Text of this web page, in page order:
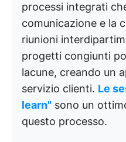
processi integrati
comunicazione e la
riunioni
progetti congiunti
lacune, creando un
servizio clienti. Le
learn" sono un
questo processo.